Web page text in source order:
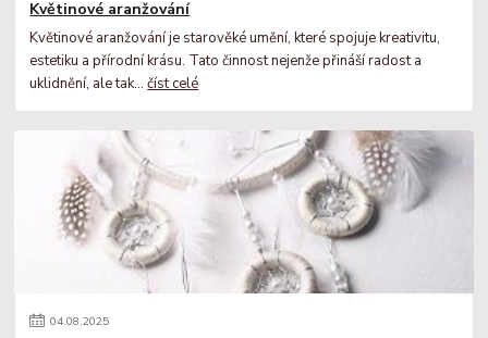
Květinové aranžování
Květinové aranžování je starověké umění, které spojuje kreativitu,
estetiku a přírodní krásu. Tato činnost nejenže přináší radost a
uklidnění, ale tak...číst celé
04.08.2025